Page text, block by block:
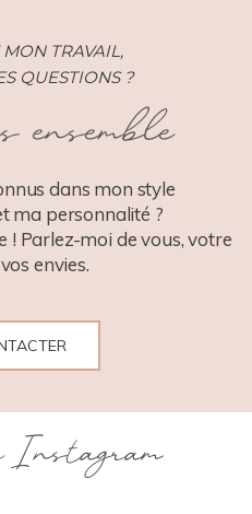
TRAVAIL,
QUESTIONS ?
ensemble
dans mon style
ma personnalité ?
! Parlez-moi de vous, votre
envies.
Instagram